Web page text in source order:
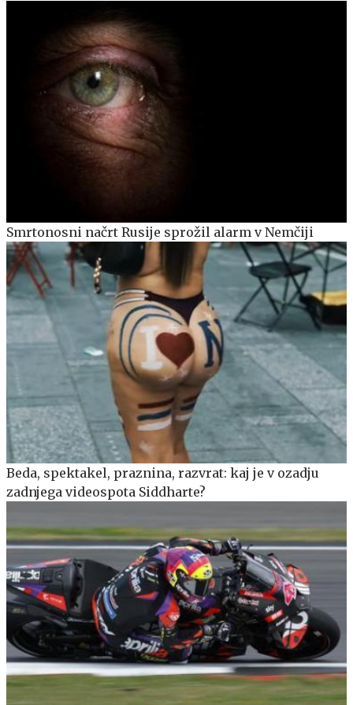
Smrtonosni načrt Rusije sprožil alarm v Nemčiji
Beda, spektakel, praznina, razvrat: kaj je v ozadju
zadnjega videospota Siddharte?